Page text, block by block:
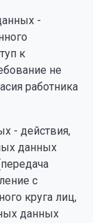
-
к
не
работника
- действия,
данных
с
круга лиц,
данных